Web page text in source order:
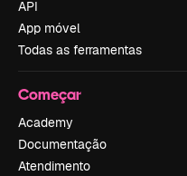
API
App móvel
Todas as ferramentas
Começar
Academy
Documentação
Atendimento